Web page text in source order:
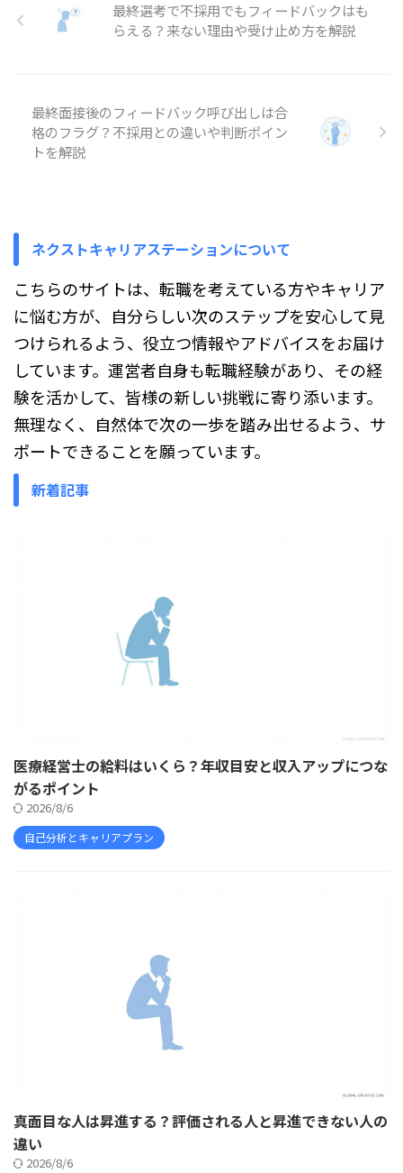
ってしまうことはありませんか。
また、職務経歴書には何を書けば
評価されるのか分からず、手が止
をはじめ、職務経歴書への書き方
や面接で伝えるポイントまで、順
を追ってわかりやすく説明してい
最終選考で不採用でもフィードバックはも
らえる？来ない理由や受け止め方を解説
最終面接後のフィードバック呼び出しは合
格のフラグ？不採用との違いや判断ポイン
トを解説
ネクストキャリアステーションについて
こちらのサイトは、転職を考えている方やキャリア
に悩む方が、自分らしい次のステップを安心して見
つけられるよう、役立つ情報やアドバイスをお届け
しています。運営者自身も転職経験があり、その経
験を活かして、皆様の新しい挑戦に寄り添います。
無理なく、自然体で次の一歩を踏み出せるよう、サ
ポートできることを願っています。
新着記事
医療経営士の給料はいくら？年収目安と収入アップにつな
がるポイント
2026/8/6
自己分析とキャリアプラン
真面目な人は昇進する？評価される人と昇進できない人の
違い
2026/8/6